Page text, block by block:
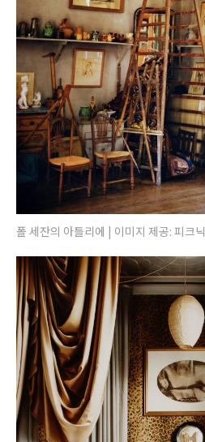
폴 세잔의 아틀리에 | 이미지 제공: 피크닉